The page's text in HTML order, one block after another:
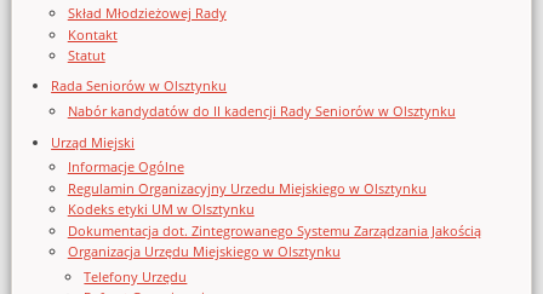
Skład Młodzieżowej Rady
Kontakt
Statut
Rada Seniorów w Olsztynku
Nabór kandydatów do II kadencji Rady Seniorów w Olsztynku
Urząd Miejski
Informacje Ogólne
Regulamin Organizacyjny Urzedu Miejskiego w Olsztynku
Kodeks etyki UM w Olsztynku
Dokumentacja dot. Zintegrowanego Systemu Zarządzania Jakością
Organizacja Urzędu Miejskiego w Olsztynku
Telefony Urzędu